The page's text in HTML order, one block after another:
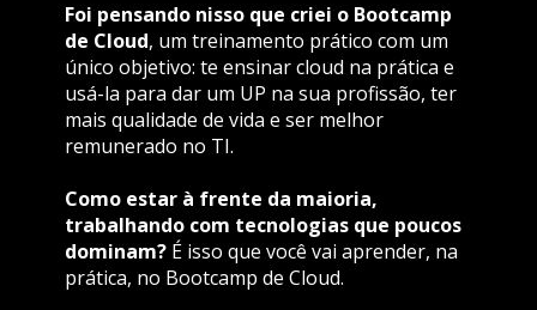
Foi pensando nisso que criei o Bootcamp
de Cloud, um treinamento prático com um
único objetivo: te ensinar cloud na prática e
usá-la para dar um UP na sua profissão, ter
mais qualidade de vida e ser melhor
remunerado no TI.
Como estar à frente da maioria,
trabalhando com tecnologias que poucos
dominam? É isso que você vai aprender, na
prática, no Bootcamp de Cloud.